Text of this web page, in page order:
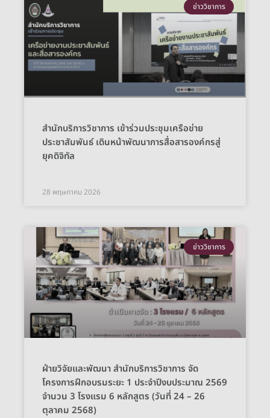
ข่าววิชาการ
สำนักบริการวิชาการ เข้าร่วมประชุมเครือข่าย
ประชาสัมพันธ์ เดินหน้าพัฒนาการสื่อสารองค์กรสู่
ยุคดิจิทัล
28 พฤษภาคม 2026
ข่าววิชาการ
ฝ่ายวิจัยและพัฒนา สำนักบริการวิชาการ จัด
โครงการฝึกอบรมระยะ 1 ประจำปีงบประมาณ 2569
จำนวน 3 โรงแรม 6 หลักสูตร (วันที่ 24 – 26
ตุลาคม 2568)